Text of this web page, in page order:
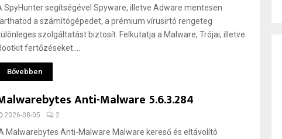
SpyHunter segítségével Spyware, illetve Adware mentesen
a számítógépedet, a prémium vírusirtó rengeteg
szolgáltatást biztosít. Felkutatja a Malware, Trójai, illetve
fertőzéseket....
Bővebben
Anti-Malware 5.6.3.284
2026-08-05 2
Malwarebytes Anti-Malware Malware kereső és eltávolító